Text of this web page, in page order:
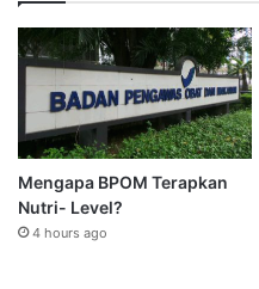
Mengapa BPOM Terapkan
Nutri- Level?
4 hours ago